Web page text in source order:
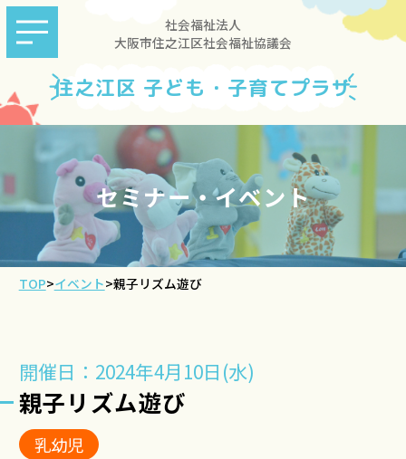
社会福祉法人
大阪市住之江区社会福祉協議会
住之江区 子ども・子育てプラザ
セミナー・イベント
TOP>イベント>親子リズム遊び
開催日：2024年4月10日(水)
親子リズム遊び
乳幼児